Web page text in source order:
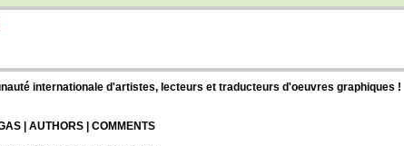
internationale d'artistes, lecteurs et traducteurs d'oeuvres graphiques !
| AUTHORS | COMMENTS